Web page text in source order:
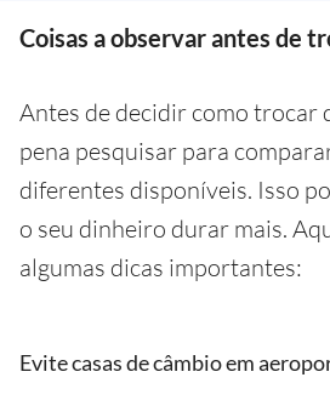
Coisas a observar antes de
Antes de decidir como trocar
pena pesquisar para
diferentes disponíveis. Isso
o seu dinheiro durar mais.
algumas dicas importantes:
Evite casas de câmbio em